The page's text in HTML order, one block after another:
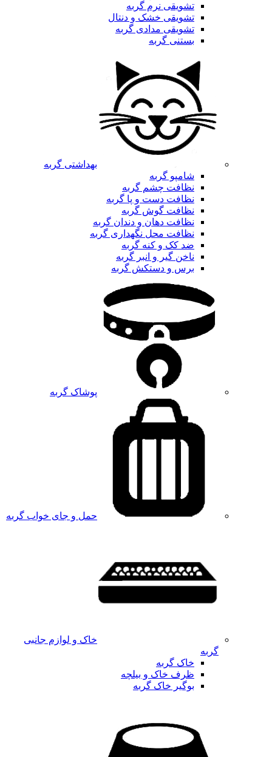
تشویقی نرم گربه
تشویقی خشک و دنتال
تشویقی مدادی گربه
بستنی گربه
بهداشتی گربه
شامپو گربه
نظافت چشم گربه
نظافت دست و پا گربه
نظافت گوش گربه
نظافت دهان و دندان گربه
نظافت محل نگهداری گربه
ضد کک و کنه گربه
ناخن گیر و انبر گربه
برس و دستکش گربه
پوشاک گربه
حمل و جای خواب گربه
خاک و لوازم جانبی
گربه
خاک گربه
ظرف خاک و بیلچه
بوگیر خاک گربه